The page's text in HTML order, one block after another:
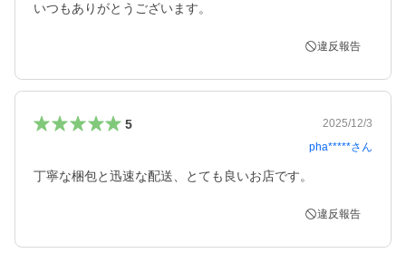
いつもありがとうございます。
違反報告
5
2025/12/3
pha*****さん
丁寧な梱包と迅速な配送、とても良いお店です。
違反報告